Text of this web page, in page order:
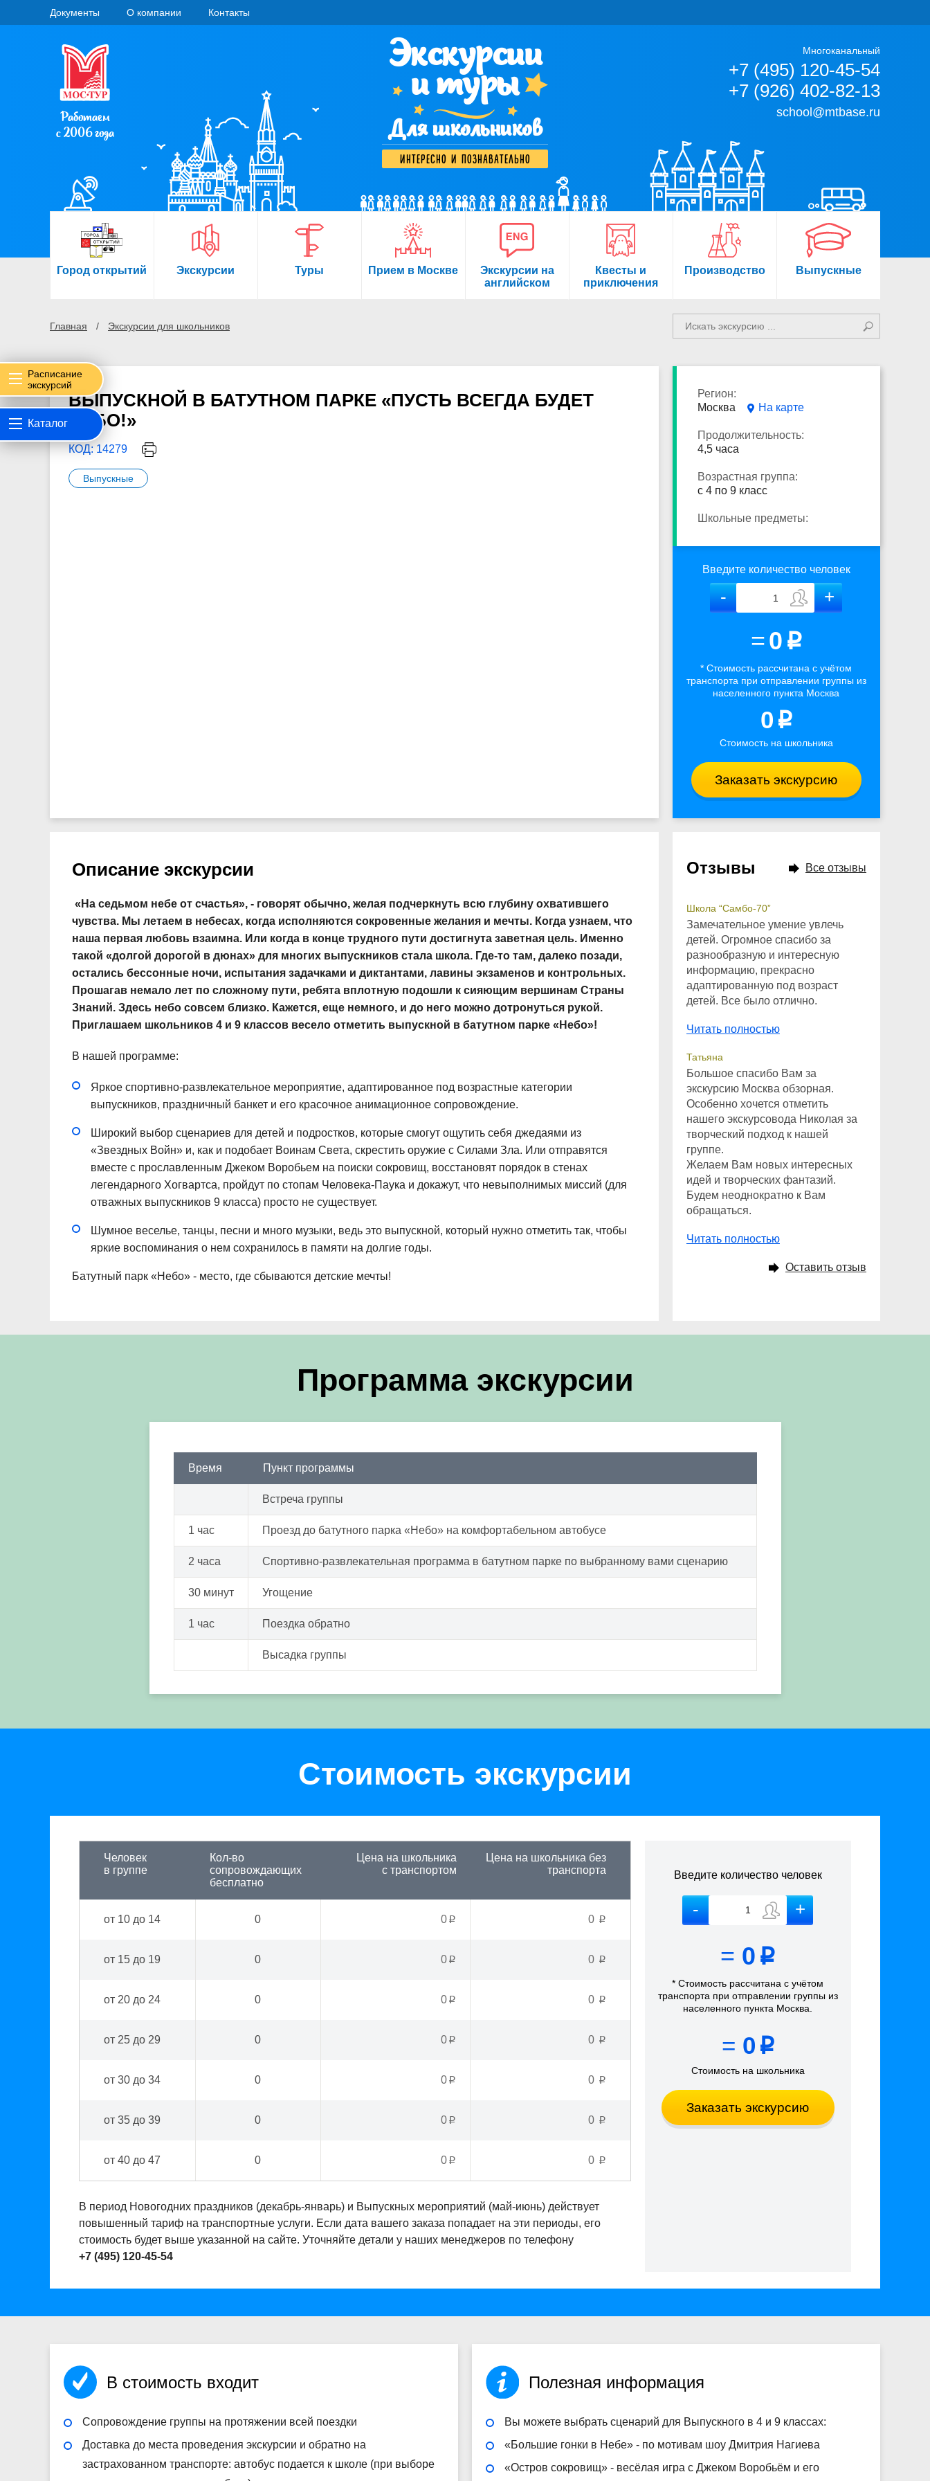
Документы О компании Контакты
Работаем
с 2006 года
Экскурсии
и туры
Для школьников
интересно и познавательно
Многоканальный
+7 (495) 120-45-54
+7 (926) 402-82-13
school@mtbase.ru
Город открытий Экскурсии Туры Прием в Москве
Экскурсии на
английском
Квесты и
приключения
Производство Выпускные
Главная Экскурсии для школьников
Расписание
экскурсий
Каталог
ВЫПУСКНОЙ В БАТУТНОМ ПАРКЕ «ПУСТЬ ВСЕГДА БУДЕТ
НЕБО!»
КОД: 14279
Выпускные
Регион:
Москва
На карте
Продолжительность:
4,5 часа
Возрастная группа:
с 4 по 9 класс
Школьные предметы:
Введите количество человек
=0 p
* Стоимость рассчитанас учётом
транспорта при отправлении группы из
населенного пункта Москва
0 p
Стоимость на школьника
Заказать экскурсию
Описание экскурсии
«На седьмом небе от счастья», - говорят обычно, желая подчеркнуть всю глубину охватившего
чувства. Мы летаем в небесах, когда исполняются сокровенные желания и мечты. Когда узнаем, что
наша первая любовь взаимна. Или когда в конце трудного пути достигнута заветная цель. Именно
такой «долгой дорогой в дюнах» для многих выпускников стала школа. Где-то там, далеко позади,
остались бессонные ночи, испытания задачками и диктантами, лавины экзаменов и контрольных.
Прошагав немало лет по сложному пути, ребята вплотную подошли к сияющим вершинам Страны
Знаний. Здесь небо совсем близко. Кажется, еще немного, и до него можно дотронуться рукой.
Приглашаем школьников 4 и 9 классов весело отметить выпускной в батутном парке «Небо»!
В нашей программе:
Яркое спортивно-развлекательное мероприятие, адаптированное под возрастные категории
выпускников, праздничный банкет и его красочное анимационное сопровождение.
Широкий выбор сценариев для детей и подростков, которые смогут ощутить себя джедаями из
«Звездных Войн» и, как и подобает Воинам Света, скрестить оружие с Силами Зла. Или отправятся
вместе с прославленным Джеком Воробьем на поиски сокровищ, восстановят порядок в стенах
легендарного Хогвартса, пройдут по стопам Человека-Паука и докажут, что невыполнимых миссий (для
отважных выпускников 9 класса) просто не существует.
Шумное веселье, танцы, песни и много музыки, ведь это выпускной, который нужно отметить так, чтобы
яркие воспоминания о нем сохранилось в памяти на долгие годы.
Батутный парк «Небо» - место, где сбываются детские мечты!
Отзывы Все отзывы
Школа “Самбо-70”
Замечательное умение увлечь
детей. Огромное спасибо за
разнообразную и интересную
информацию, прекрасно
адаптированную под возраст
детей. Все было отлично.
Читать полностью
Татьяна
Большое спасибо Вам за
экскурсию Москва обзорная.
Особенно хочется отметить
нашего экскурсовода Николая за
творческий подход к нашей
группе.
Желаем Вам новых интересных
идей и творческих фантазий.
Будем неоднократно к Вам
обращаться.
Читать полностью
Оставить отзыв
Программа экскурсии
Время Пункт программы
Встреча группы
1 час Проезд до батутного парка «Небо» на комфортабельном автобусе
2 часа Спортивно-развлекательная программа в батутном парке по выбранному вами сценарию
30 минут Угощение
1 час Поездка обратно
Высадка группы
Стоимость экскурсии
Цена на школьника
с транспортом
Цена на школьника без
транспорта
Человек
в группе
Кол-во
сопровождающих
бесплатно
0p 0 p
от 10 до 14 0
0p 0 p
от 15 до 19 0
0p 0 p
от 20 до 24 0
0p 0 p
от 25 до 29 0
0p 0 p
от 30 до 34 0
0p 0 p
от 35 до 39 0
0p 0 p
от 40 до 47 0
В период Новогодних праздников (декабрь-январь) и Выпускных мероприятий (май-июнь) действует
повышенный тариф на транспортные услуги. Если дата вашего заказа попадает на эти периоды, его
стоимость будет выше указанной на сайте. Уточняйте детали у наших менеджеров по телефону
+7 (495) 120-45-54
Введите количество человек
= 0 p
* Стоимость рассчитанас учётом
транспорта при отправлении группы из
населенного пункта Москва
= 0 p
Стоимость на школьника
Заказать экскурсию
В стоимость входит
Сопровождение группы на протяжении всей поездки
Доставка до места проведения экскурсии и обратно на
застрахованном транспорте: автобус подается к школе (при выборе
Полезная информация
Вы можете выбрать сценарий для Выпускного в 4 и 9 классах:
«Большие гонки в Небе» - по мотивам шоу Дмитрия Нагиева
«Остров сокровищ» - весёлая игра с Джеком Воробьём и его